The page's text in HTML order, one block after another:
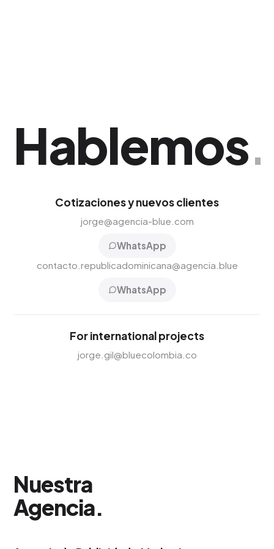
Hablemos.
Cotizaciones y nuevos clientes
jorge@agencia-blue.com
WhatsApp
contacto.republicadominicana@agencia.blue
WhatsApp
For international projects
jorge.gil@bluecolombia.co
Nuestra
Agencia.